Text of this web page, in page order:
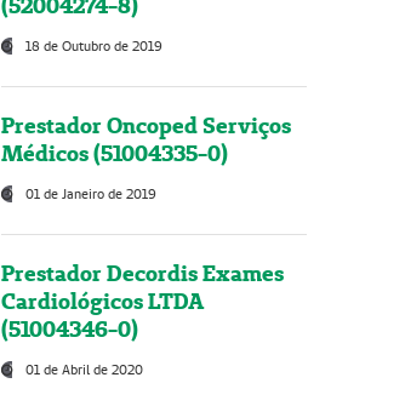
(52004274-8)
18 de Outubro de 2019
Prestador Oncoped Serviços
Médicos (51004335-0)
01 de Janeiro de 2019
Prestador Decordis Exames
Cardiológicos LTDA
(51004346-0)
01 de Abril de 2020